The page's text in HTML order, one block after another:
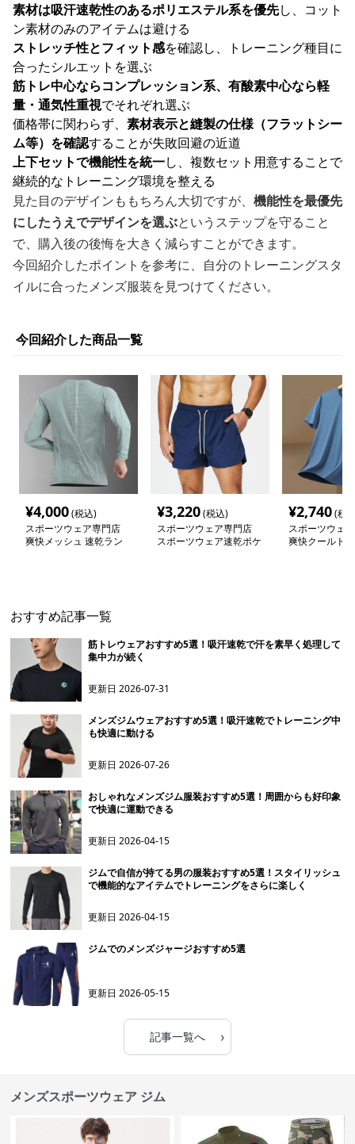
素材は吸汗速乾性のあるポリエステル系を優先し、コット
ン素材のみのアイテムは避ける
ストレッチ性とフィット感を確認し、トレーニング種目に
合ったシルエットを選ぶ
筋トレ中心ならコンプレッション系、有酸素中心なら軽
量・通気性重視でそれぞれ選ぶ
価格帯に関わらず、 素材表示と縫製の仕様（フラットシー
ム等）を確認することが失敗回避の近道
上下セットで機能性を統一し、複数セット用意することで
継続的なトレーニング環境を整える
見た目のデザインももちろん大切ですが、 機能性を最優先
にしたうえでデザインを選ぶというステップを守ること
で、購入後の後悔を大きく減らすことができます。
今回紹介したポイントを参考に、自分のトレーニングスタ
イルに合ったメンズ服装を見つけてください。
今回紹介した商品一覧
¥4,000(税込)
スポーツウェア専門店
爽快メッシュ 速乾ラン
¥3,220(税込)
スポーツウェア専門店
スポーツウェア速乾ポケ
¥2,740(税
スポーツウェ
爽快クールド
おすすめ記事一覧
筋トレウェアおすすめ5選！吸汗速乾で汗を素早く処理して
集中力が続く
更新日2026-07-31
メンズジムウェアおすすめ5選！吸汗速乾でトレーニング中
も快適に動ける
更新日2026-07-26
おしゃれなメンズジム服装おすすめ5選！周囲からも好印象
で快適に運動できる
更新日2026-04-15
ジムで自信が持てる男の服装おすすめ5選！スタイリッシュ
で機能的なアイテムでトレーニングをさらに楽しく
更新日2026-04-15
ジムでのメンズジャージおすすめ5選
更新日2026-05-15
記事一覧へ ›
メンズスポーツウェア ジム